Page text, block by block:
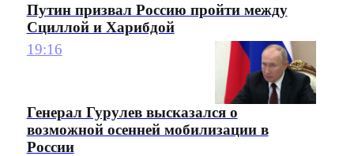
Путин призвал Россию пройти между
Сциллой и Харибдой
19:16
Генерал Гурулев высказался о
возможной осенней мобилизации в
России